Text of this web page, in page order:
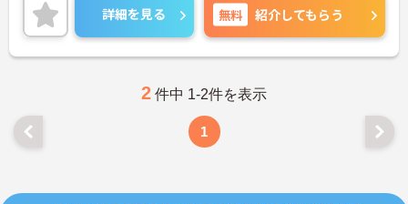
詳細を見る 無料 紹介してもらう
2 件中 1-2件を表示
1